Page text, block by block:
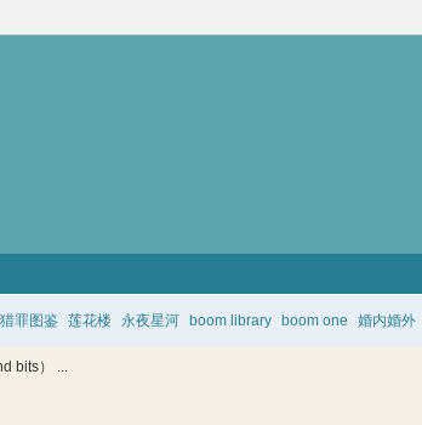
猎罪图鉴 莲花楼 永夜星河 boom library boom one 婚内婚外
bits） ...